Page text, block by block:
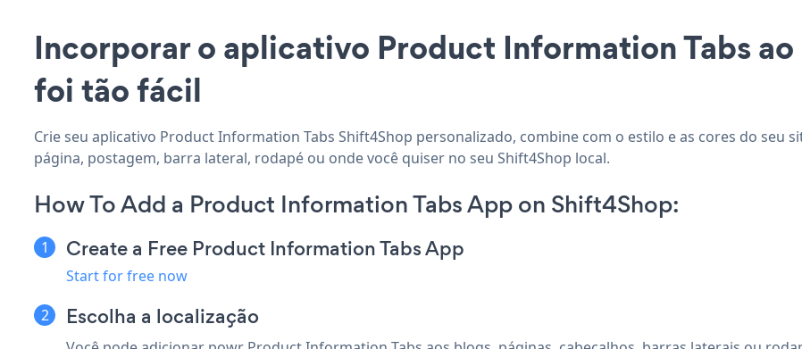
Incorporar o aplicativo Product Information Tabs
foi tão fácil
Crie seu aplicativo Product Information Tabs Shift4Shop personalizado, combine com o estilo e as cores do seu
página, postagem, barra lateral, rodapé ou onde você quiser no seu Shift4Shop local.
How To Add a Product Information Tabs App on Shift4Shop:
Create a Free Product Information Tabs App
Start for free now
Escolha a localização